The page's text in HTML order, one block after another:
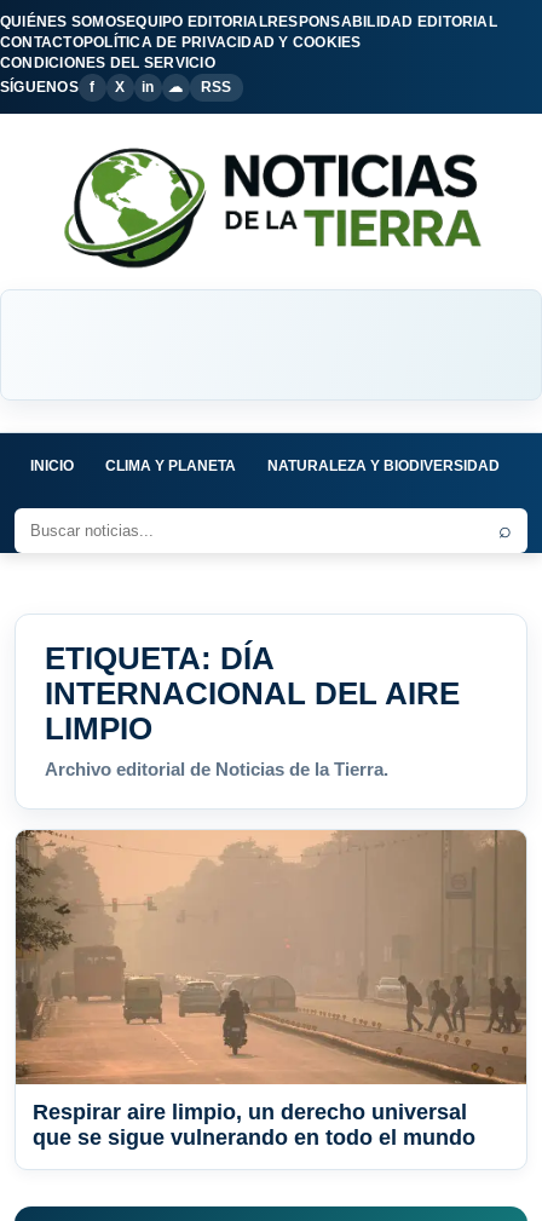
QUIÉNES SOMOSEQUIPO EDITORIALRESPONSABILIDAD EDITORIAL
CONTACTOPOLÍTICA DE PRIVACIDAD Y COOKIES
CONDICIONES DEL SERVICIO
SÍGUENOS
f X in ☁ RSS
INICIO CLIMA Y PLANETA NATURALEZA Y BIODIVERSIDAD
⌕
ETIQUETA: DÍA
INTERNACIONAL DEL AIRE
LIMPIO
Archivo editorial de Noticias de la Tierra.
Respirar aire limpio, un derecho universal
que se sigue vulnerando en todo el mundo